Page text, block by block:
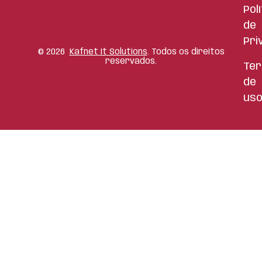
© 2026 Kafnet It Solutions. Todos os direitos
reservados.
de
de
uso